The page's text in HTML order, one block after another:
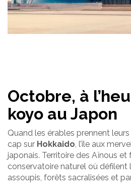
Octobre, à
koyo au Japon
Quand les érables prennent
cap sur Hokkaido, l’île aux
japonais. Territoire des Aïnous
conservatoire naturel où défilent
assoupis, forêts sacralisées et